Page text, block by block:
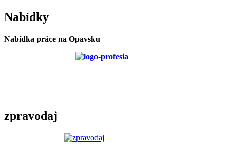
Nabídky
Nabídka práce na Opavsku
zpravodaj